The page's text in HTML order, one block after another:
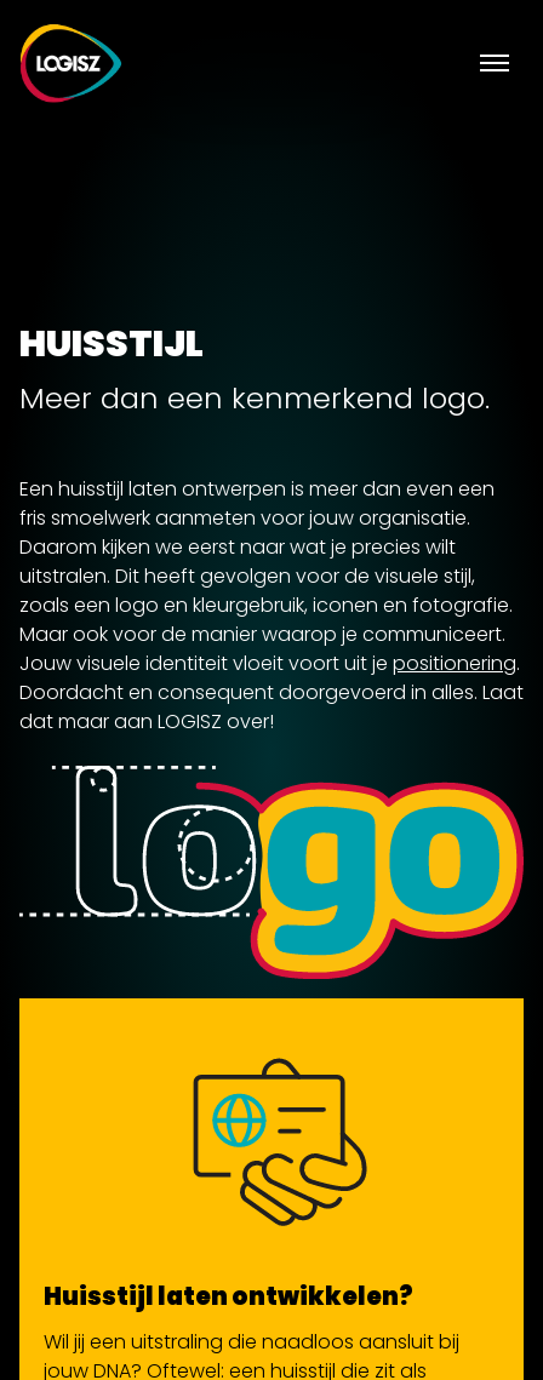
HUISSTIJL
Meer dan een kenmerkend logo.
Een huisstijl laten ontwerpen is meer dan even een
fris smoelwerk aanmeten voor jouw organisatie.
Daarom kijken we eerst naar wat je precies wilt
uitstralen. Dit heeft gevolgen voor de visuele stijl,
zoals een logo en kleurgebruik, iconen en fotografie.
Maar ook voor de manier waarop je communiceert.
Jouw visuele identiteit vloeit voort uit je positionering.
Doordacht en consequent doorgevoerd in alles. Laat
dat maar aan LOGISZ over!
Huisstijl laten ontwikkelen?
Wil jij een uitstraling die naadloos aansluit bij
jouw DNA? Oftewel: een huisstijl die zit als